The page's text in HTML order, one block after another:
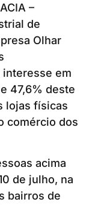
–
de
Olhar
em
47,6% deste
lojas físicas
comércio dos
acima
de julho, na
bairros de